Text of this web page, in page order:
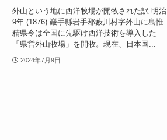
外山という地に西洋牧場が開牧された訳 明治
9年 (1876) 巖手縣岩手郡藪川村字外山に島惟
精県令は全国に先駆け西洋技術を導入した
「県営外山牧場」を開牧。現在、日本国...
2024年7月9日